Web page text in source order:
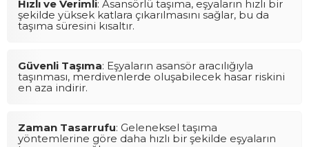
Hızlı ve Verimli: Asansörlü taşıma, eşyaların hızlı bir
şekilde yüksek katlara çıkarılmasını sağlar, bu da
taşıma süresini kısaltır.
Güvenli Taşıma: Eşyaların asansör aracılığıyla
taşınması, merdivenlerde oluşabilecek hasar riskini
en aza indirir.
Zaman Tasarrufu: Geleneksel taşıma
yöntemlerine göre daha hızlı bir şekilde eşyaların